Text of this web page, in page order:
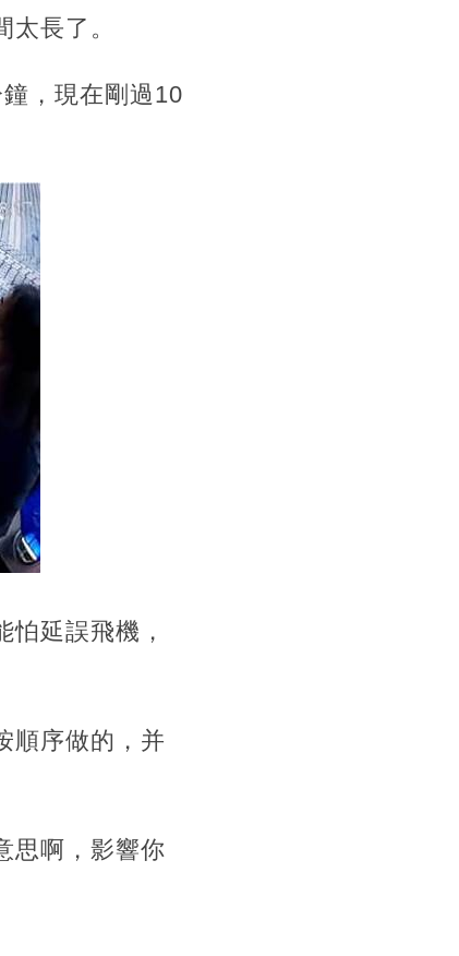
長了。
，現在剛過10
延誤飛機，
順序做的，并
思啊，影響你